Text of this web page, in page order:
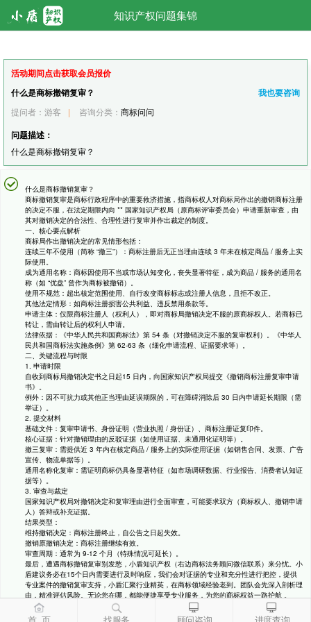
知识产权问题集锦
活动期间点击获取会员报价
什么是商标撤销复审？
我也要咨询
提问者：游客 | 咨询分类： 商标问问
问题描述：
什么是商标撤销复审？
什么是商标撤销复审？
商标撤销复审是商标行政程序中的重要救济措施，指商标权人对商标局作出的撤销商标注册
的决定不服，在法定期限内向 ** 国家知识产权局（原商标评审委员会）申请重新审查，由
其对撤销决定的合法性、合理性进行复审并作出裁定的制度。
一、核心要点解析
商标局作出撤销决定的常见情形包括：
连续三年不使用（简称 “撤三”）：商标注册后无正当理由连续 3 年未在核定商品 / 服务上实
际使用。
成为通用名称：商标因使用不当或市场认知变化，丧失显著特征，成为商品 / 服务的通用名
称（如 “优盘” 曾作为商标被撤销）。
使用不规范：超出核定范围使用、自行改变商标标志或注册人信息，且拒不改正。
其他法定情形：如商标注册损害公共利益、违反禁用条款等。
申请主体：仅限商标注册人（权利人），即对商标局撤销决定不服的原商标权人。若商标已
转让，需由转让后的权利人申请。
法律依据：《中华人民共和国商标法》第 54 条（对撤销决定不服的复审权利）。《中华人
民共和国商标法实施条例》第 62-63 条（细化申请流程、证据要求等）。
二、关键流程与时限
1. 申请时限
自收到商标局撤销决定书之日起15 日内，向国家知识产权局提交《撤销商标注册复审申请
书》。
例外：因不可抗力或其他正当理由延误期限的，可在障碍消除后 30 日内申请延长期限（需
举证）。
2. 提交材料
基础文件：复审申请书、身份证明（营业执照 / 身份证）、商标注册证复印件。
核心证据：针对撤销理由的反驳证据（如使用证据、未通用化证明等）。
撤三复审：需提供近 3 年内在核定商品 / 服务上的实际使用证据（如销售合同、发票、广告
宣传、物流单据等）。
通用名称化复审：需证明商标仍具备显著特征（如市场调研数据、行业报告、消费者认知证
据等）。
3. 审查与裁定
国家知识产权局对撤销决定和复审理由进行全面审查，可能要求双方（商标权人、撤销申请
人）答辩或补充证据。
结果类型：
维持撤销决定：商标注册终止，自公告之日起失效。
撤销原撤销决定：商标注册继续有效。
审查周期：通常为 9-12 个月（特殊情况可延长）。
最后，遭遇商标撤销复审别发愁，小盾知识产权（右边商标法务顾问微信联系）来分忧。小
盾建议务必在15个日内需要进行及时响应，我们会对证据的专业和充分性进行把控，提供
专业案件的撤销复审支持，小盾汇聚行业精英，在商标领域经验老到。团队会先深入剖析理
由，精准评估风险。无论您在哪，都能便捷享受专业服务，为您的商标权益一路护航 。